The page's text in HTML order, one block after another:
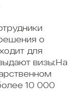
о
для
визы;На
10 000